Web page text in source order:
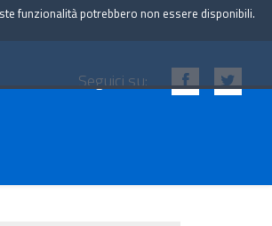
Seguici su:
funzionalità potrebbero non essere disponibili.